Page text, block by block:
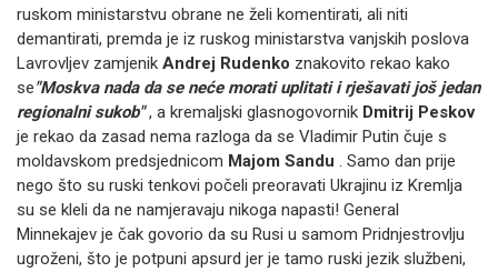
ruskom ministarstvu obrane ne želi komentirati, ali niti
demantirati, premda je iz ruskog ministarstva vanjskih poslova
Lavrovljev zamjenik Andrej Rudenko znakovito rekao kako
se"Moskva nada da se neće morati uplitati i rješavati još jedan
regionalni sukob", a kremaljski glasnogovornik Dmitrij Peskov
je rekao da zasad nema razloga da se Vladimir Putin čuje s
moldavskom predsjednicom Majom Sandu . Samo dan prije
nego što su ruski tenkovi počeli preoravati Ukrajinu iz Kremlja
su se kleli da ne namjeravaju nikoga napasti! General
Minnekajev je čak govorio da su Rusi u samom Pridnjestrovlju
ugroženi, što je potpuni apsurd jer je tamo ruski jezik službeni,